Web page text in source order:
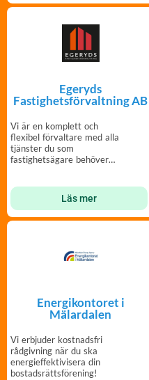
Egeryds
Fastighetsförvaltning AB
Vi är en komplett och
flexibel förvaltare med alla
tjänster du som
fastighetsägare behöver
Läs mer
Energikontoret i
Mälardalen
Vi erbjuder kostnadsfri
rådgivning när du ska
energieffektivisera din
bostadsrättsförening!